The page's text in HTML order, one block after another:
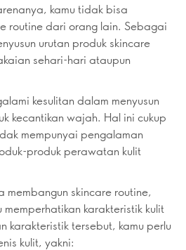
kamu tidak bisa
routine dari orang lain. Sebagai
urutan produk skincare
sehari-hari ataupun
kesulitan dalam menyusun
kecantikan wajah. Hal ini cukup
mempunyai pengalaman
produk perawatan kulit
membangun skincare routine,
karakteristik kulit
karakteristik tersebut, kamu perlu
kulit, yakni: